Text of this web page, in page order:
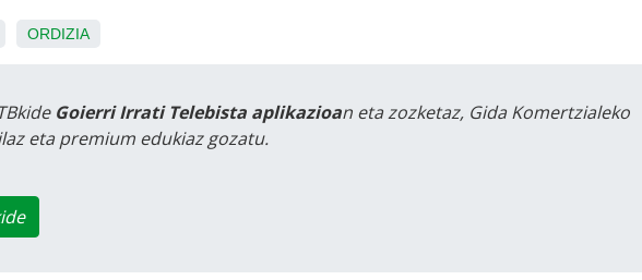
ORDIZIA
Goierri Irrati Telebista aplikazioan eta zozketaz, Gida Komertzialeko
eta premium edukiaz gozatu.